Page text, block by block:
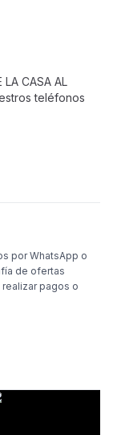
LA CASA AL
teléfonos
por WhatsApp o
de ofertas
pagos o